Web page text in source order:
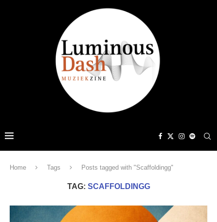
Home Tags Posts tagged with "Scaffoldingg"
TAG: SCAFFOLDINGG